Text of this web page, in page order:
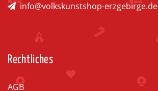
info@volkskunstshop-erzgebirge.de
Rechtliches
AGB